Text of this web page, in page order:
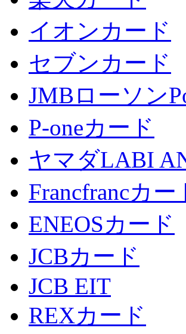
イオンカード
セブンカード
JMBローソン
P-oneカード
ヤマダLABI
Francfrancカ
ENEOSカード
JCBカード
JCB EIT
REXカード